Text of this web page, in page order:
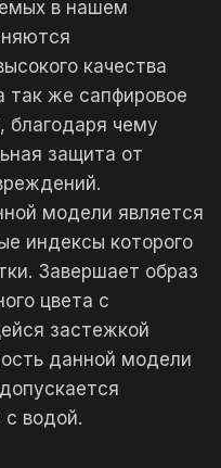
в нашем
качества
так же сапфировое
благодаря чему
защита от
модели является
индексы которого
Завершает образ
цвета с
застежкой
данной модели
водой.